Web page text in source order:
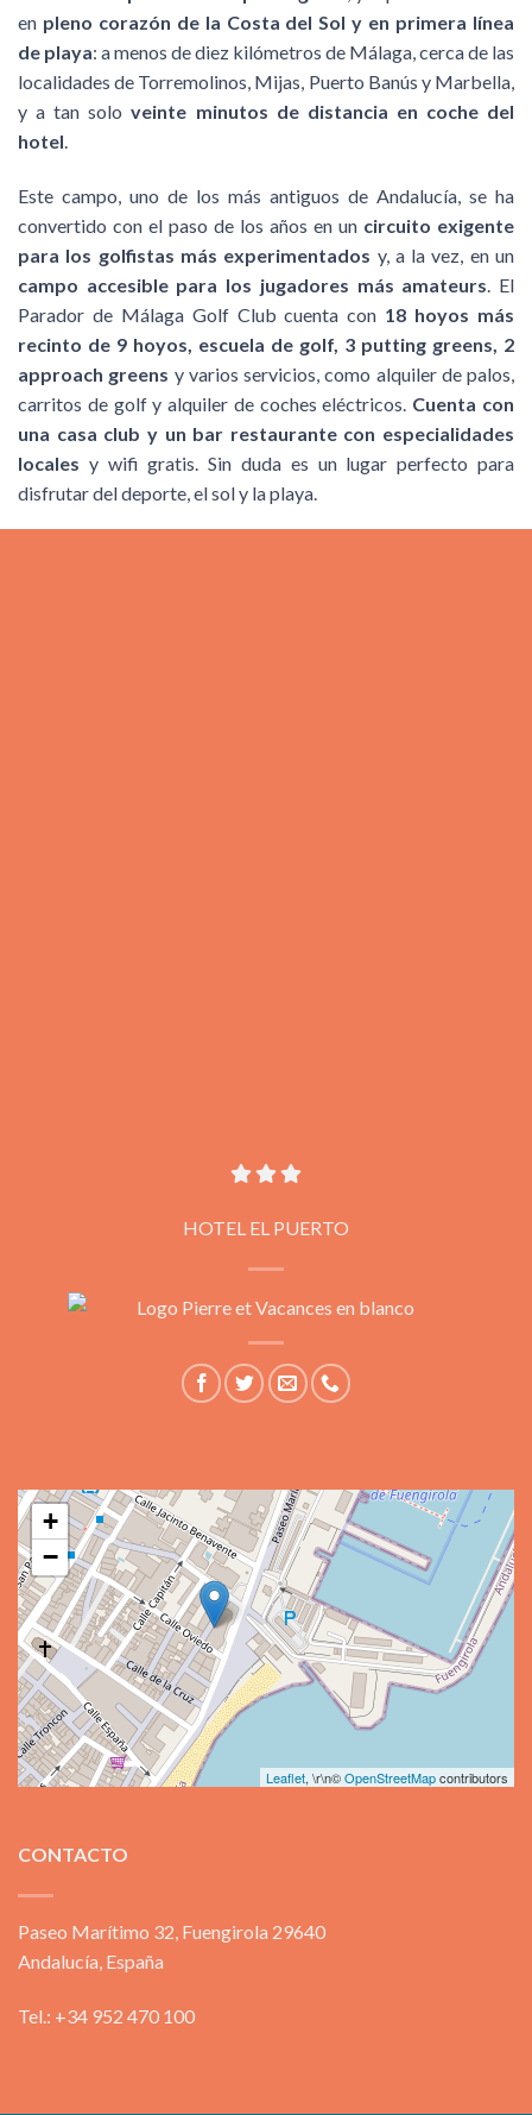
en pleno corazón de la Costa del Sol y en primera línea
de playa: a menos de diez kilómetros de Málaga, cerca de las
localidades de Torremolinos, Mijas, Puerto Banús y Marbella,
y a tan soloveinte minutos de distancia en coche del
hotel.
Este campo, uno de los más antiguos de Andalucía, se ha
convertido con el paso de los años en un circuito exigente
para los golfistas más experimentados y, a la vez, en un
campo accesible para los jugadores más amateurs . El
Parador de Málaga Golf Club cuenta con 18 hoyos más
recinto de 9 hoyos, escuela de golf, 3 putting greens, 2
approach greens y varios servicios, como alquiler de palos,
carritos de golf y alquiler de coches eléctricos. Cuenta con
una casa club y un bar restaurante con especialidades
locales y wifi gratis. Sin duda es un lugar perfecto para
disfrutar del deporte, el sol y la playa.
HOTEL EL PUERTO
+
−
Leaflet, \r\n©OpenStreetMapcontributors
CONTACTO
Paseo Marítimo 32, Fuengirola 29640
Andalucía, España
Tel.: +34 952 470 100